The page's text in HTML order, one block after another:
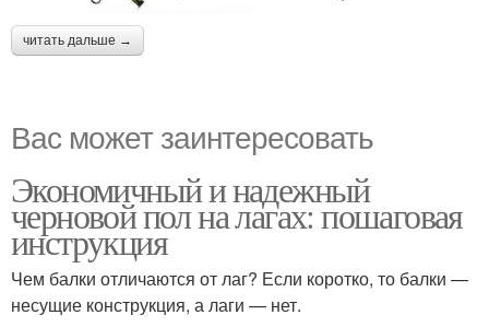
читать дальше →
Вас может заинтересовать
Экономичный и надежный
черновой пол на лагах: пошаговая
инструкция
Чем балки отличаются от лаг? Если коротко, то балки —
несущие конструкция, а лаги — нет.